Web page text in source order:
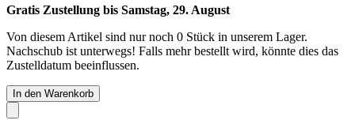
Gratis Zustellung bis Samstag, 29. August
Von diesem Artikel sind nur noch 0 Stück in unserem Lager.
Nachschub ist unterwegs! Falls mehr bestellt wird, könnte dies das
Zustelldatum beeinflussen.
In den Warenkorb